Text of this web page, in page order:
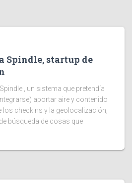
Spindle, startup de
, un sistema que pretendía
aportar aire y contenido
los checkins y la geolocalización,
búsqueda de cosas que